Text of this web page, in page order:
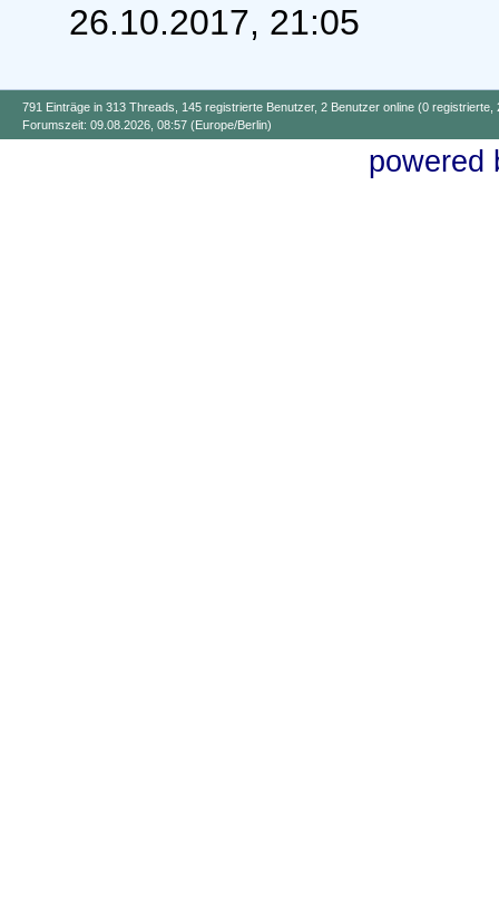
26.10.2017, 21:05
791 Einträge in 313 Threads, 145 registrierte Benutzer, 2 Benutzer online (0 registrierte,
Forumszeit: 09.08.2026, 08:57 (Europe/Berlin)
powered